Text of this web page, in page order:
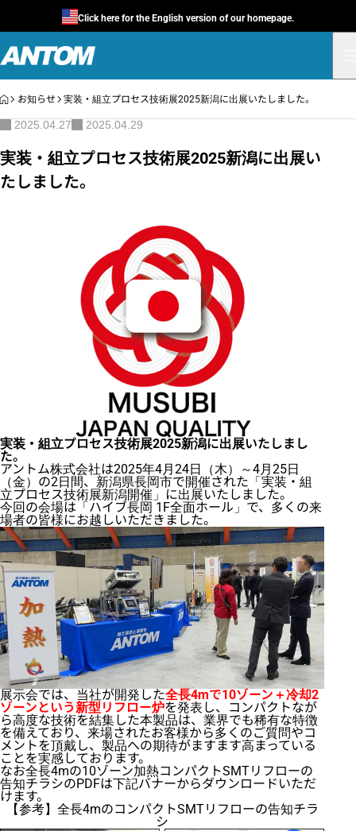
Click here for the English version of our homepage.
HOME
お知らせ 実装・組立プロセス技術展2025新潟に出展いたしました。
2025.04.27 2025.04.29
実装・組立プロセス技術展2025新潟に出展い
たしました。
実装・組立プロセス技術展2025新潟に出展いたしまし
た。
アントム株式会社は2025年4月24日（木）～4月25日
（金）の2日間、新潟県長岡市で開催された「実装・組
立プロセス技術展新潟開催」に出展いたしました。
今回の会場は「ハイブ長岡 1F全面ホール」で、多くの来
場者の皆様にお越しいただきました。
展示会では、当社が開発した全長4mで10ゾーン＋冷却2
ゾーンという新型リフロー炉を発表し、コンパクトなが
ら高度な技術を結集した本製品は、業界でも稀有な特徴
を備えており、来場されたお客様から多くのご質問やコ
メントを頂戴し、製品への期待がますます高まっている
ことを実感しております。
なお全長4mの10ゾーン加熱コンパクトSMTリフローの
告知チラシのPDFは下記バナーからダウンロードいただ
けます。
【参考】全長4mのコンパクトSMTリフローの告知チラ
シ